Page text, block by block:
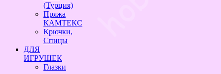
(Турция)
Пряжа
КАМТЕКС
Крючки,
Спицы
ДЛЯ
ИГРУШЕК
Глазки